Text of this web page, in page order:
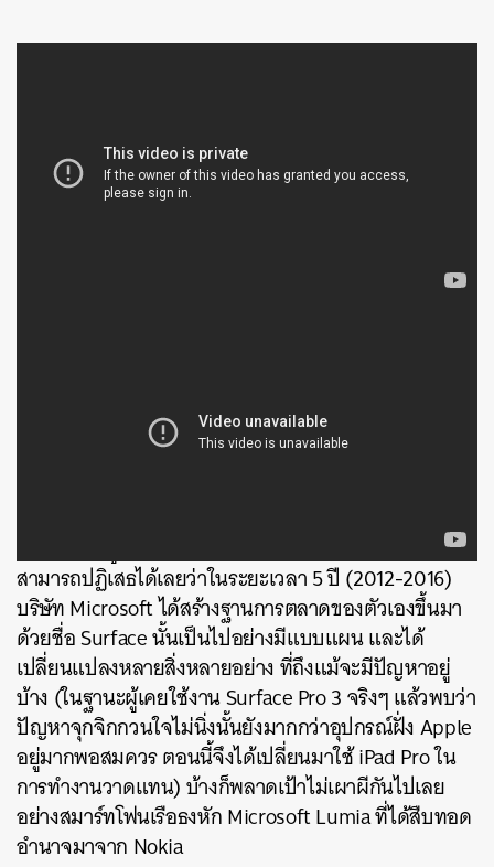
สามารถปฏิเสธได้เลยว่าในระยะเวลา 5 ปี (2012-2016)
บริษัท Microsoft ได้สร้างฐานการตลาดของตัวเองขึ้นมา
ด้วยชื่อ Surface นั้นเป็นไปอย่างมีแบบแผน และได้
เปลี่ยนแปลงหลายสิ่งหลายอย่าง ที่ถึงแม้จะมีปัญหาอยู่
บ้าง (ในฐานะผู้เคยใช้งาน Surface Pro 3 จริงๆ แล้วพบว่า
ปัญหาจุกจิกกวนใจไม่นิ่งนั้นยังมากกว่าอุปกรณ์ฝั่ง Apple
อยู่มากพอสมควร ตอนนี้จึงได้เปลี่ยนมาใช้ iPad Pro ใน
การทำงานวาดแทน) บ้างก็พลาดเป้าไม่เผาผีกันไปเลย
อย่างสมาร์ทโฟนเรือธงหัก Microsoft Lumia ที่ได้สืบทอด
อำนาจมาจาก Nokia